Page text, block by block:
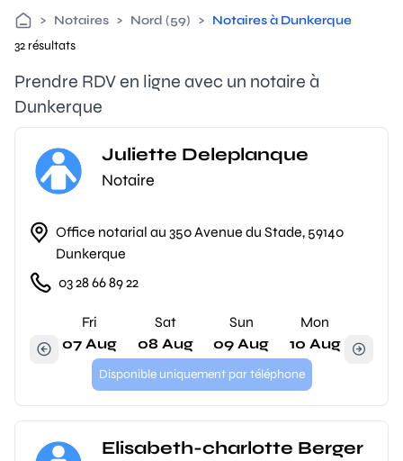
> Notaires > Nord (59) > Notaires à Dunkerque
32 résultats
Prendre RDV en ligne avec un notaire à
Dunkerque
Juliette Deleplanque
Notaire
Office notarial au 350 Avenue du Stade, 59140
Dunkerque
03 28 66 89 22
Fri
07 Aug
Sat
08 Aug
Sun
09 Aug
Mon
10 Aug
Disponible uniquement par téléphone
Elisabeth-charlotte Berger